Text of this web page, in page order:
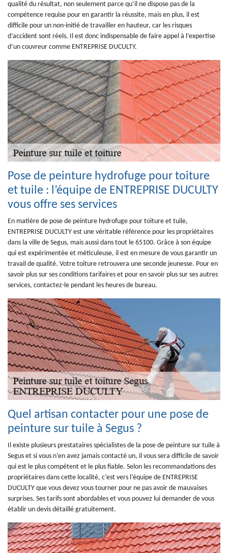
qualité du résultat, non seulement parce qu’il ne dispose pas de la
compétence requise pour en garantir la réussite, mais en plus, il est
difficile pour un non-initié de travailler en hauteur, car les risques
d’accident sont réels. Il est donc indispensable de faire appel à l’expertise
d’un couvreur comme ENTREPRISE DUCULTY.
Pose de peinture hydrofuge pour toiture
et tuile : l’équipe de ENTREPRISE DUCULTY
vous offre ses services
En matière de pose de peinture hydrofuge pour toiture et tuile,
ENTREPRISE DUCULTY est une véritable référence pour les propriétaires
dans la ville de Segus, mais aussi dans tout le 65100. Grâce à son équipe
qui est expérimentée et méticuleuse, il est en mesure de vous garantir un
travail de qualité. Votre toiture retrouvera une seconde jeunesse. Pour en
savoir plus sur ses conditions tarifaires et pour en savoir plus sur ses autres
services, contactez-le pendant les heures de bureau.
Quel artisan contacter pour une pose de
peinture sur tuile à Segus ?
Il existe plusieurs prestataires spécialistes de la pose de peinture sur tuile à
Segus et si vous n’en avez jamais contacté un, il vous sera difficile de savoir
qui est le plus compétent et le plus fiable. Selon les recommandations des
propriétaires dans cette localité, c’est vers l’équipe de ENTREPRISE
DUCULTY que vous devez vous tourner pour ne pas avoir de mauvaises
surprises. Ses tarifs sont abordables et vous pouvez lui demander de vous
établir un devis détaillé gratuitement.